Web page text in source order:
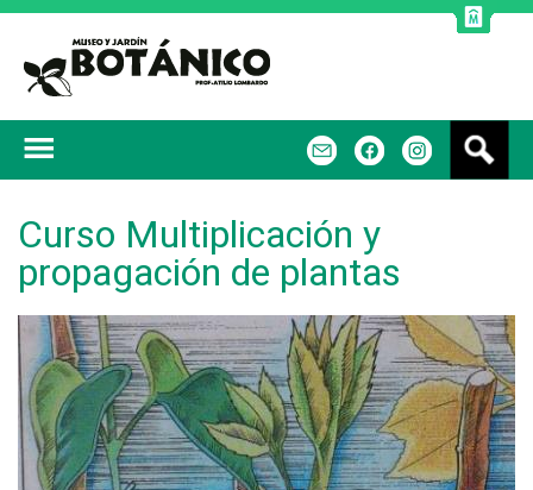
Curso Multiplicación y
propagación de plantas
s